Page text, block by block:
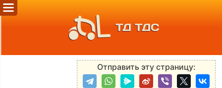
ТД ТДС
Отправить эту страницу: